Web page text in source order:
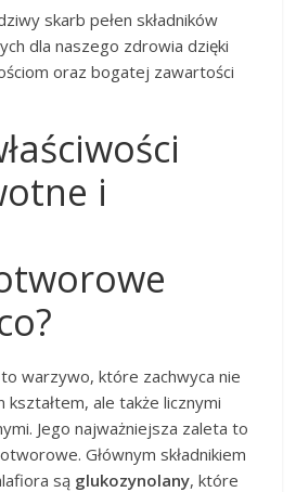
skarb pełen składników
dla naszego zdrowia dzięki
oraz bogatej zawartości
i
to warzywo, które zachwyca nie
kształtem, ale także licznymi
Jego najważniejsza zaleta to
Głównym składnikiem
są glukozynolany, które